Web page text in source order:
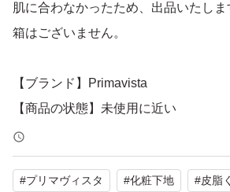
肌に合わなかったため、出品いたしま
箱はございません。
【ブランド】Primavista
【商品の状態】未使用に近い
【内容量】25ml
【SPF】SPF10
【PA】PA++
#プリマヴィスタ #化粧下地 #皮脂